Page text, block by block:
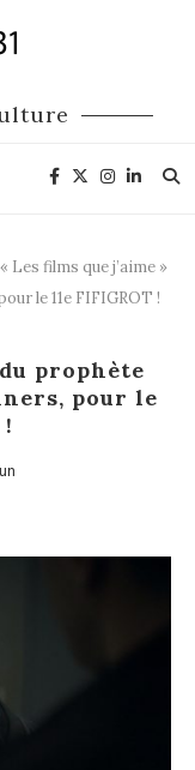
« Les films que j’aime »
le 11e FIFIGROT !
prophète
pour le